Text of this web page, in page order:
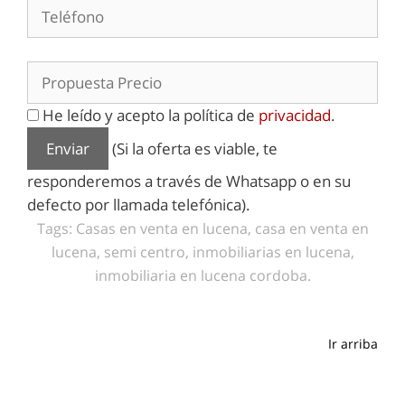
He leído y acepto la política de privacidad.
(Si la oferta es viable, te
responderemos a través de Whatsapp o en su
defecto por llamada telefónica).
Tags: Casas en venta en lucena, casa en venta en
lucena, semi centro, inmobiliarias en lucena,
inmobiliaria en lucena cordoba.
Ir arriba